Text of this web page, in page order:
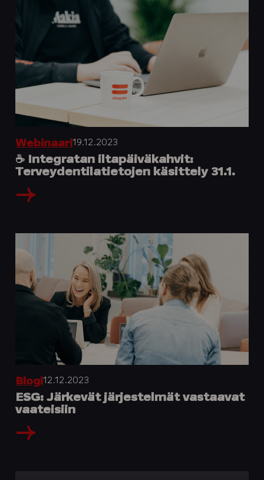
Webinaari19.12.2023
☕️ Integratan iltapäiväkahvit:
Terveydentilatietojen käsittely 31.1.
Blogi12.12.2023
ESG: Järkevät järjestelmät vastaavat
vaateisiin